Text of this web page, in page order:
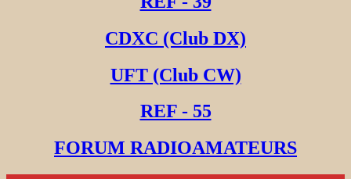
CDXC (Club DX)
UFT (Club CW)
REF - 55
FORUM RADIOAMATEURS